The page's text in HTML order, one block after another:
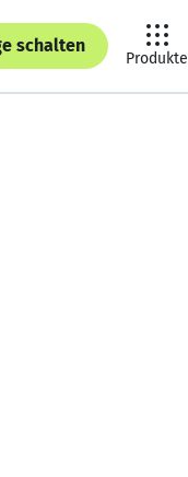
schalten
Produkte